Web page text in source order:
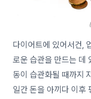
다이어트에 있어서건,
로운 습관을 만드는 데
동이 습관화될 때까지
일간 돈을 아끼다 이후